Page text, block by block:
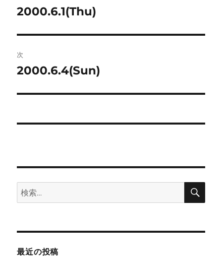
稿
ビ
ゲ
ー
前
投
稿:
2000.6.1(Thu)
次
次
投
2000.6.4(Sun)
検
索:
検
最近の投稿